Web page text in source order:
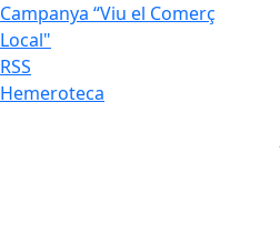
Campanya “Viu el Comerç
Local"
RSS
Hemeroteca